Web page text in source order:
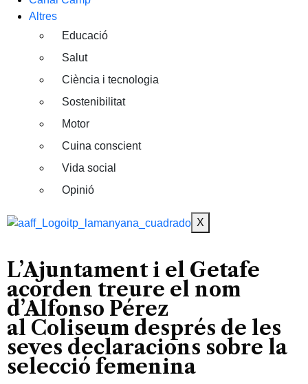
Altres
Educació
Salut
Ciència i tecnologia
Sostenibilitat
Motor
Cuina conscient
Vida social
Opinió
X
L’Ajuntament i el Getafe
acorden treure el nom
d’Alfonso Pérez
al Coliseum després de les
seves declaracions sobre la
selecció femenina